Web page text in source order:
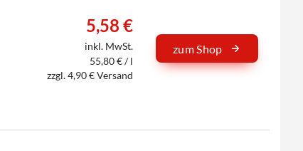
5,58 €
inkl. MwSt.
55,80 € / l
zzgl. 4,90 € Versand
zum Shop